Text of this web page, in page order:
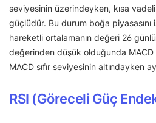
seviyesinin üzerindeyken, kısa
güçlüdür. Bu durum boğa piyasasını
hareketli ortalamanın değeri 26
değerinden düşük olduğunda MACD
MACD sıfır seviyesinin altındayken
RSI (Göreceli Güç